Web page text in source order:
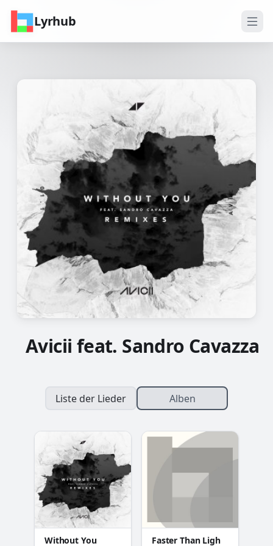
Lyrhub
Avicii feat. Sandro Cavazza
Liste der Lieder Alben
Without You
Faster Than Ligh